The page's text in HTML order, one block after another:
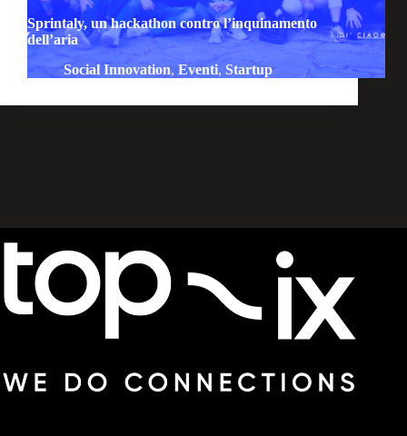
Sprintaly, un hackathon contro l’inquinamento
dell’aria
Social Innovation, Eventi, Startup